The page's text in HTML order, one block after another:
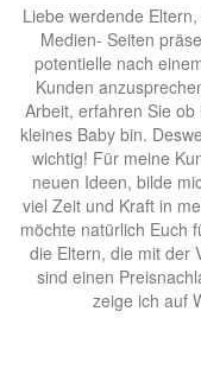
Liebe werdende
Medien- Seiten
potentielle nach
Kunden
Arbeit, erfahren Sie
kleines Baby bin.
wichtig! Für meine
neuen Ideen, bilde
viel Zeit und Kraft in
möchte natürlich Euch
die Eltern, die mit der
sind einen
zeige ich auf